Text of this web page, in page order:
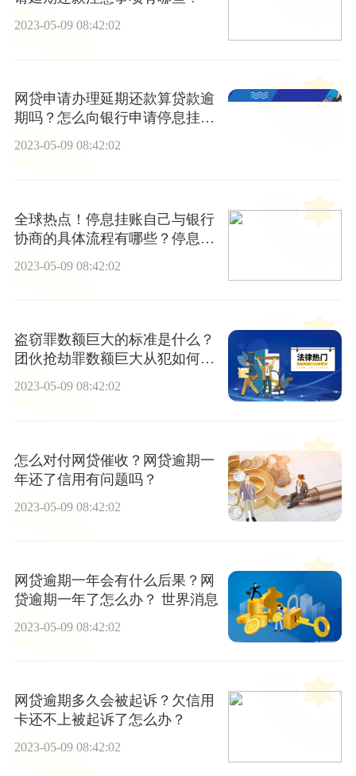
2023-05-09 08:42:02
网贷申请办理延期还款算贷款逾
期吗？怎么向银行申请停息挂
账？
2023-05-09 08:42:02
全球热点！停息挂账自己与银行
协商的具体流程有哪些？停息挂
2023-05-09 08:42:02
盗窃罪数额巨大的标准是什么？
团伙抢劫罪数额巨大从犯如何判
刑？
2023-05-09 08:42:02
怎么对付网贷催收？网贷逾期一
年还了信用有问题吗？
2023-05-09 08:42:02
网贷逾期一年会有什么后果？网
贷逾期一年了怎么办？ 世界消息
2023-05-09 08:42:02
网贷逾期多久会被起诉？欠信用
卡还不上被起诉了怎么办？
2023-05-09 08:42:02